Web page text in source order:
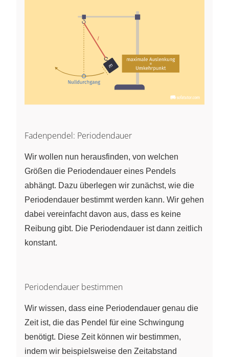
Fadenpendel: Periodendauer
Wir wollen nun herausfinden, von welchen
Größen die Periodendauer eines Pendels
abhängt. Dazu überlegen wir zunächst, wie die
Periodendauer bestimmt werden kann. Wir gehen
dabei vereinfacht davon aus, dass es keine
Reibung gibt. Die Periodendauer ist dann zeitlich
konstant.
Periodendauer bestimmen
Wir wissen, dass eine Periodendauer genau die
Zeit ist, die das Pendel für eine Schwingung
benötigt. Diese Zeit können wir bestimmen,
indem wir beispielsweise den Zeitabstand